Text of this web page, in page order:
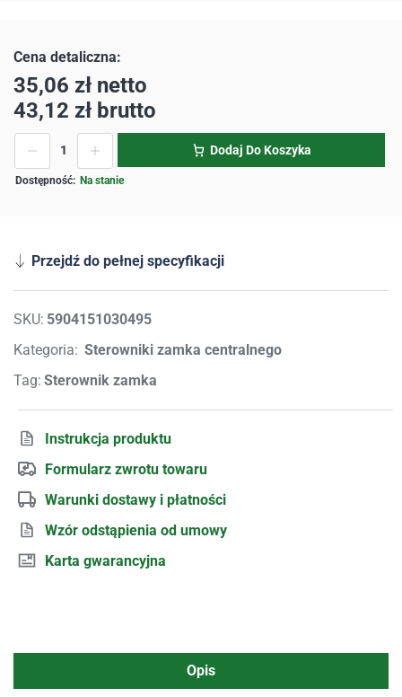
Przejdź do pełnej specyfikacji
SKU: 5904151030495
Kategoria: Sterowniki zamka centralnego
Tag: Sterownik zamka
Instrukcja produktu
Formularz zwrotu towaru
Warunki dostawy i płatności
Wzór odstąpienia od umowy
Karta gwarancyjna
35,06 zł netto
43,12 zł brutto
Na stanie
Dodaj Do Koszyka
Opis